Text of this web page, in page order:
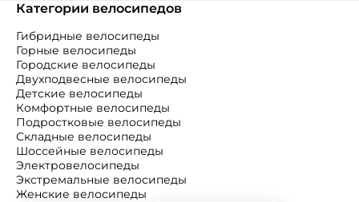
Категории велосипедов
Гибридные велосипеды
Горные велосипеды
Городские велосипеды
Двухподвесные велосипеды
Детские велосипеды
Комфортные велосипеды
Подростковые велосипеды
Складные велосипеды
Шоссейные велосипеды
Электровелосипеды
Экстремальные велосипеды
Женские велосипеды